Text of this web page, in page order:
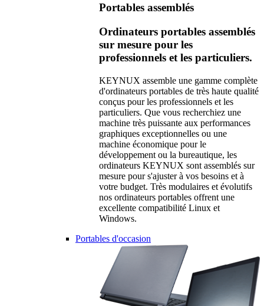
Portables assemblés
Ordinateurs portables assemblés
sur mesure pour les
professionnels et les particuliers.
KEYNUX assemble une gamme complète
d'ordinateurs portables de très haute qualité
conçus pour les professionnels et les
particuliers. Que vous recherchiez une
machine très puissante aux performances
graphiques exceptionnelles ou une
machine économique pour le
développement ou la bureautique, les
ordinateurs KEYNUX sont assemblés sur
mesure pour s'ajuster à vos besoins et à
votre budget. Très modulaires et évolutifs
nos ordinateurs portables offrent une
excellente compatibilité Linux et
Windows.
Portables d'occasion